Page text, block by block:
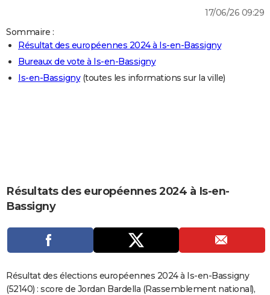
Guides de France
Escapades
Patrimoine
Expositions
Musées
Week-end nature
LIFESTYLE
Art de vivre
Bien-être
Loisirs
Mode
Modes de vie
CARTE DE VOEUX
Carte de Noël
Carte Bonne année
Carte Saint-Valentin
Carte Pâques
Carte d'anniversaire
Dictionnaire
Biographies
Expressions
Proverbes
PROGRAMME TV
S'inscrire
Se connecter
Lycées
Collèges
Primaires
Universités
Entreprises
Service militaire
Avis de recherche
AVIS DE DÉCÈS
17/06/26 09:29
Sommaire :
Résultat des européennes 2024 à Is-en-Bassigny
Bureaux de vote à Is-en-Bassigny
Is-en-Bassigny(toutes les informations sur la ville)
Résultats des européennes 2024 à Is-en-
Bassigny
Résultat des élections européennes 2024 à Is-en-Bassigny
(52140) : score de Jordan Bardella (Rassemblement national),